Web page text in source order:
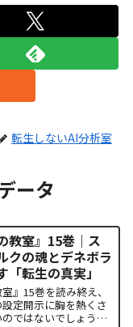
転生しないAI分析室
ータ
教室』15巻｜ス
クの魂とデネボラ
「転生の真実」
』15巻を読み終え、
定開示に胸を熱くさ
ではないでしょう